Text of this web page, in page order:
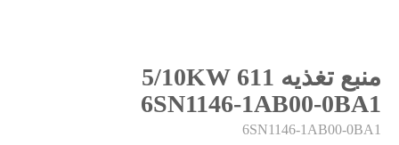
منبع تغذیه 611 5/10KW
6SN1146-1AB00-0BA1
6SN1146-1AB00-0BA1